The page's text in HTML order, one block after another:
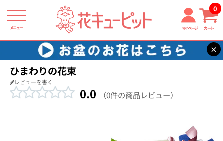
メニュー マイページ カート
0
×
花キューピット 退職祝い 【退職祝い】ひまわりの花束
ひまわりの花束
レビューを書く
0.0 （0件の商品レビュー）